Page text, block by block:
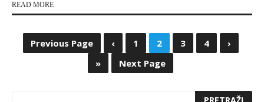
READ MORE
Previous Page ‹ 1 2 3 4
›
»
Next Page